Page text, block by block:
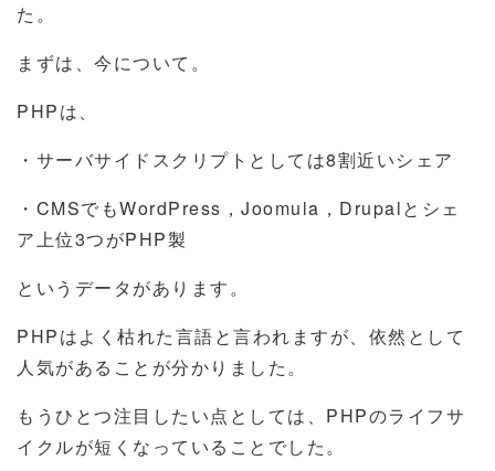
た。
まずは、今について。
PHPは、
・サーバサイドスクリプトとしては8割近いシェア
・CMSでもWordPress，Joomula，Drupalとシェ
ア上位3つがPHP製
というデータがあります。
PHPはよく枯れた言語と言われますが、依然として
人気があることが分かりました。
もうひとつ注目したい点としては、PHPのライフサ
イクルが短くなっていることでした。